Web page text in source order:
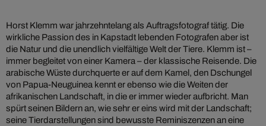
Horst Klemm war jahrzehntelang als Auftragsfotograf tätig. Die
wirkliche Passion des in Kapstadt lebenden Fotografen aber ist
die Natur und die unendlich vielfältige Welt der Tiere. Klemm ist –
immer begleitet von einer Kamera – der klassische Reisende. Die
arabische Wüste durchquerte er auf dem Kamel, den Dschungel
von Papua-Neuguinea kennt er ebenso wie die Weiten der
afrikanischen Landschaft, in die er immer wieder aufbricht. Man
spürt seinen Bildern an, wie sehr er eins wird mit der Landschaft;
seine Tierdarstellungen sind bewusste Reminiszenzen an eine